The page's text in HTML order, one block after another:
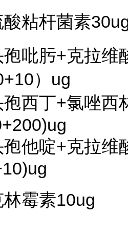
粘杆菌素
吡肟+克拉维
）ug
西丁+氯唑西
他啶+克拉维
霉素10ug